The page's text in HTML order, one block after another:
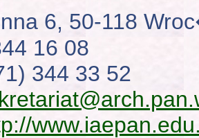
6, 50-118
16 08
344 33 52